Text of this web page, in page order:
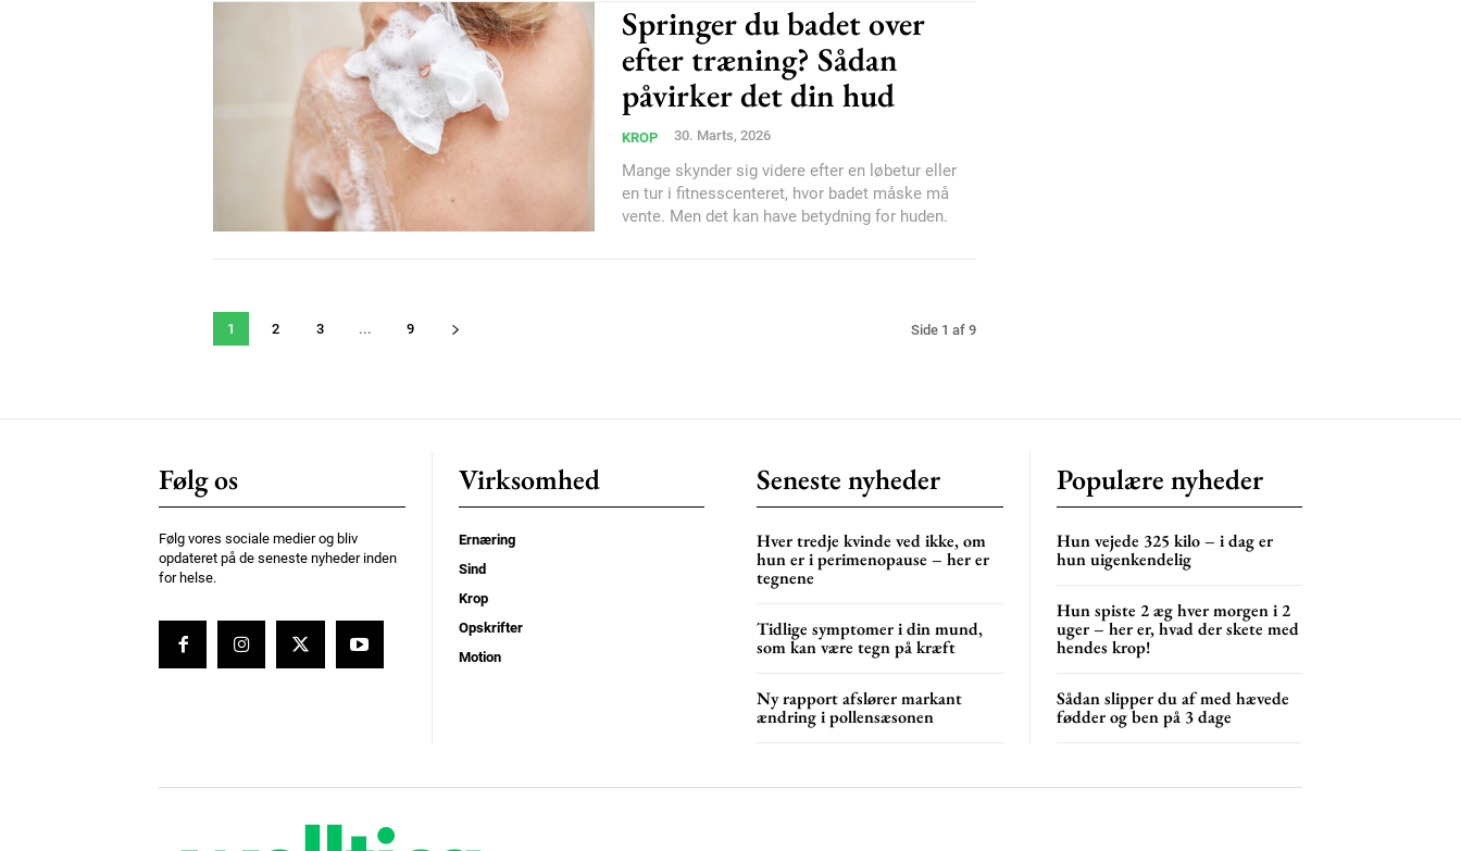
Springer du badet over
efter træning? Sådan
påvirker det din hud
KROP 30. Marts, 2026
Mange skynder sig videre efter en løbetur eller
en tur i fitnesscenteret, hvor badet måske må
vente. Men det kan have betydning for huden.
1 2 3 ... 9 Side 1 af 9
Følg os
Følg vores sociale medier og bliv
opdateret på de seneste nyheder inden
for helse.
Virksomhed
Ernæring
Sind
Krop
Opskrifter
Motion
Seneste nyheder
Hver tredje kvinde ved ikke, om
hun er i perimenopause – her er
tegnene
Tidlige symptomer i din mund,
som kan være tegn på kræft
Ny rapport afslører markant
ændring i pollensæsonen
Populære nyheder
Hun vejede 325 kilo – i dag er
hun uigenkendelig
Hun spiste 2 æg hver morgen i 2
uger – her er, hvad der skete med
hendes krop!
Sådan slipper du af med hævede
fødder og ben på 3 dage